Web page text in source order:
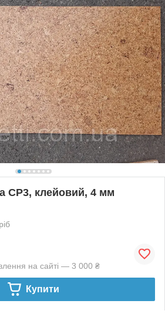
CP3, клейовий, 4 мм
на сайті — 3 000 ₴
Купити